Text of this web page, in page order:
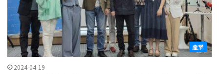
產業
2024-04-19